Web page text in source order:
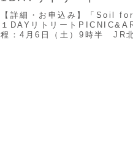
【詳細・お申込み】「Soil
１DAYリトリート
程：4月6日（土）9時半 JR